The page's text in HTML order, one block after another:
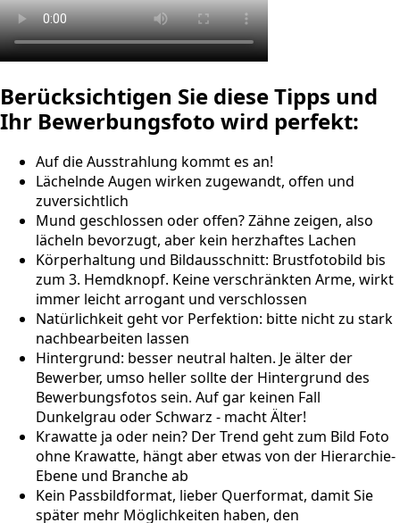
Berücksichtigen Sie diese Tipps und
Ihr Bewerbungsfoto wird perfekt:
Auf die Ausstrahlung kommt es an!
Lächelnde Augen wirken zugewandt, offen und
zuversichtlich
Mund geschlossen oder offen? Zähne zeigen, also
lächeln bevorzugt, aber kein herzhaftes Lachen
Körperhaltung und Bildausschnitt: Brustfotobild bis
zum 3. Hemdknopf. Keine verschränkten Arme, wirkt
immer leicht arrogant und verschlossen
Natürlichkeit geht vor Perfektion: bitte nicht zu stark
nachbearbeiten lassen
Hintergrund: besser neutral halten. Je älter der
Bewerber, umso heller sollte der Hintergrund des
Bewerbungsfotos sein. Auf gar keinen Fall
Dunkelgrau oder Schwarz - macht Älter!
Krawatte ja oder nein? Der Trend geht zum Bild Foto
ohne Krawatte, hängt aber etwas von der Hierarchie-
Ebene und Branche ab
Kein Passbildformat, lieber Querformat, damit Sie
später mehr Möglichkeiten haben, den